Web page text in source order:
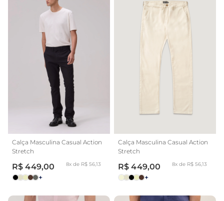
Calça Masculina Casual Action
Stretch
R$ 449,00 8x de R$ 56,13
+
Calça Masculina Casual Action
Stretch
R$ 449,00 8x de R$ 56,13
+